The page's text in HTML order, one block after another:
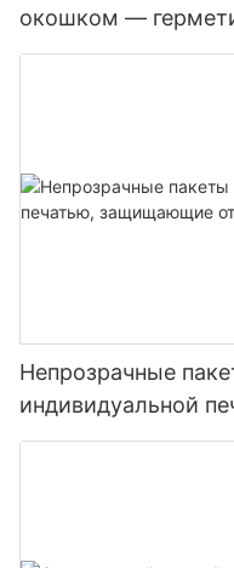
окошком —
запахов и детей,
Непрозрачные
индивидуальной
детей.